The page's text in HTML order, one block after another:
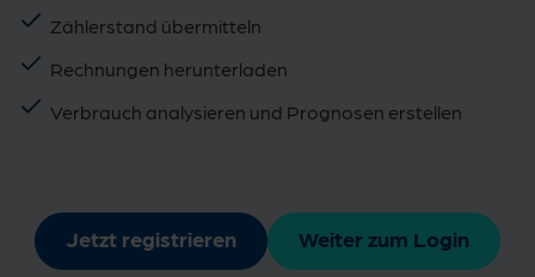
Zählerstand übermitteln
Rechnungen herunterladen
Verbrauch analysieren und Prognosen erstellen
Jetzt registrieren Weiter zum Login